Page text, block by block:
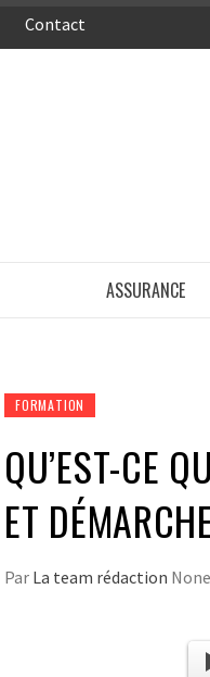
Contact
ASSURANCE
FORMATION
QU’EST-CE
ET
Par La team rédaction None